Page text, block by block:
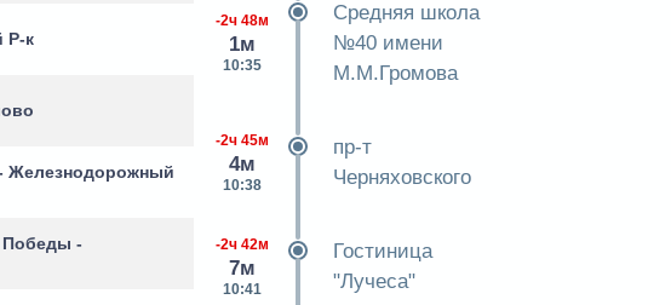
Р-к
Железнодорожный
-
-2ч 48м
1м
10:35
Средняя школа
№40 имени
М.М.Громова
-2ч 45м
4м
10:38
пр-т
Черняховского
-2ч 42м
7м
10:41
Гостиница
"Лучеса"